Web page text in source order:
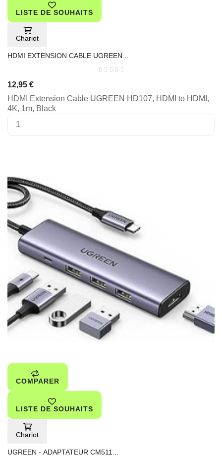
LISTE DE SOUHAITS
Chariot
HDMI EXTENSION CABLE UGREEN...
12,95 €
HDMI Extension Cable UGREEN HD107, HDMI to HDMI,
4K, 1m, Black
COMPARER
LISTE DE SOUHAITS
Chariot
UGREEN - ADAPTATEUR CM511...